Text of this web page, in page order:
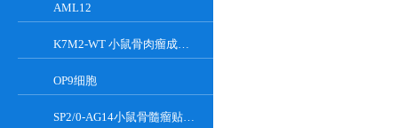
AML12
K7M2-WT 小鼠骨肉瘤成骨细胞系
OP9细胞
SP2/0-AG14小鼠骨髓瘤贴壁细胞系